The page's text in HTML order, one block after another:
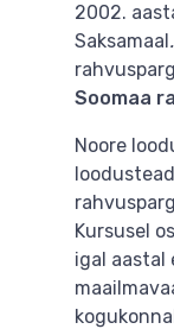
2002.
Saksamaal.
Soomaa
Noore
Kursusel
igal aastal